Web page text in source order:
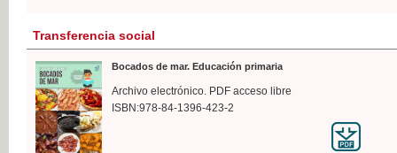
Transferencia social
Bocados de mar. Educación primaria
Archivo electrónico. PDF acceso libre
ISBN:978-84-1396-423-2